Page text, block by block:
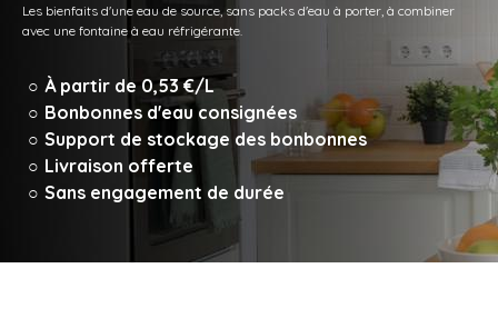
Les bienfaits d'une eau de source, sans packs d'eau à porter, à combiner
avec une fontaine à eau réfrigérante.
À partir de 0,53 €/L
Bonbonnes d'eau consignées
Support de stockage des bonbonnes
Livraison offerte
Sans engagement de durée